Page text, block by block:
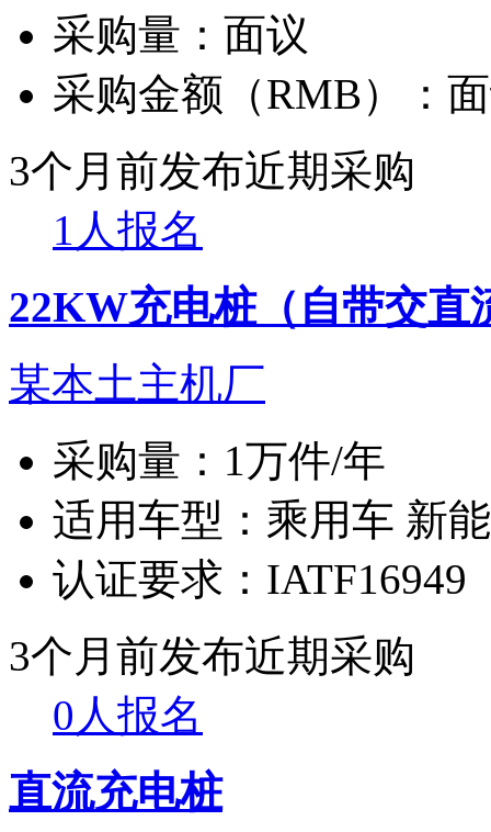
采购量： 面议
采购金额（RMB）：
3个月前发布近期采购
1人报名
22KW充电桩（自带交直
某本土主机厂
采购量： 1万件/年
适用车型： 乘用车 新
认证要求： IATF16949
3个月前发布近期采购
0人报名
直流充电桩